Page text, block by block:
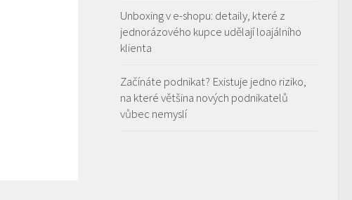
Unboxing v e-shopu: detaily, které z
jednorázového kupce udělají loajálního
klienta
Začínáte podnikat? Existuje jedno riziko,
na které většina nových podnikatelů
vůbec nemyslí